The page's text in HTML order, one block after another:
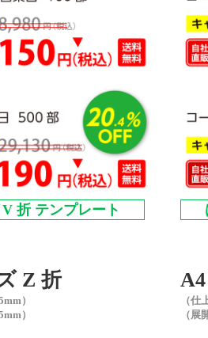
折 テンプレート
Z 折
）
）
（仕
（展